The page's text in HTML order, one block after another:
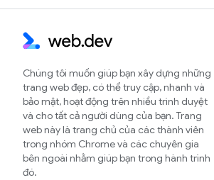
Chúng tôi muốn giúp bạn xây dựng những
trang web đẹp, có thể truy cập, nhanh và
bảo mật, hoạt động trên nhiều trình duyệt
và cho tất cả người dùng của bạn. Trang
web này là trang chủ của các thành viên
trong nhóm Chrome và các chuyên gia
bên ngoài nhằm giúp bạn trong hành trình
đó.